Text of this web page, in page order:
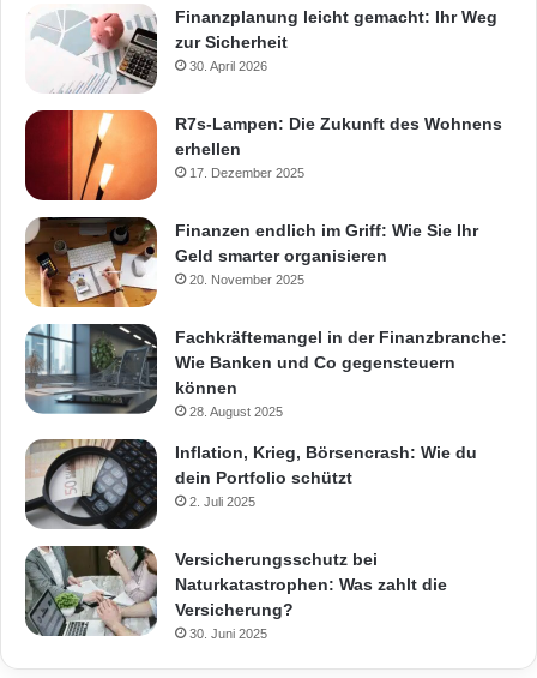
Finanzplanung leicht gemacht: Ihr Weg
zur Sicherheit
30. April 2026
R7s-Lampen: Die Zukunft des Wohnens
erhellen
17. Dezember 2025
Finanzen endlich im Griff: Wie Sie Ihr
Geld smarter organisieren
20. November 2025
Fachkräftemangel in der Finanzbranche:
Wie Banken und Co gegensteuern
können
28. August 2025
Inflation, Krieg, Börsencrash: Wie du
dein Portfolio schützt
2. Juli 2025
Versicherungsschutz bei
Naturkatastrophen: Was zahlt die
Versicherung?
30. Juni 2025